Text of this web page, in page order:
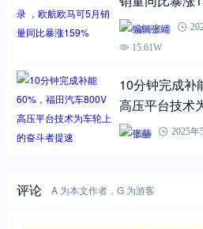
编辑张靖
15.61W
10分钟完成补
高压平台技术
张赫 2025年
评论 A 为本文作者，G 为游客